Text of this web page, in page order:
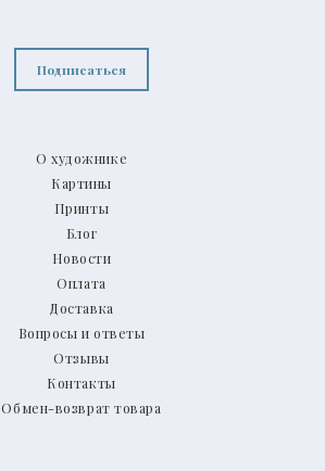
О художнике
Картины
Принты
Блог
Новости
Оплата
Доставка
Вопросы и ответы
Отзывы
Контакты
Обмен-возврат товара
Подписаться